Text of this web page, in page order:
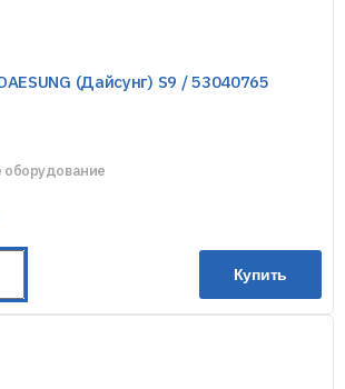
(Дайсунг) S9 / 53040765
оборудование
Купить